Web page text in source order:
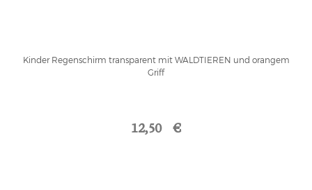
Kinder Regenschirm transparent mit WALDTIEREN und orangem
Griff
12,50 €